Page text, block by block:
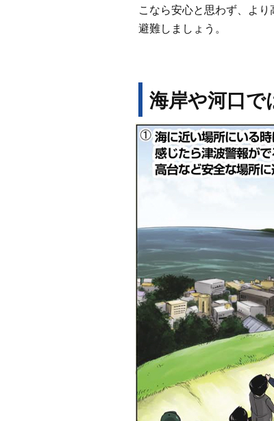
こなら安心と思わず、より
避難しましょう。
海岸や河口で